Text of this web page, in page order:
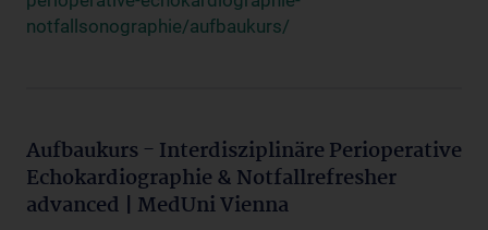
notfallsonographie/aufbaukurs/
Aufbaukurs - Interdisziplinäre Perioperative
Echokardiographie & Notfallrefresher
advanced | MedUni Vienna